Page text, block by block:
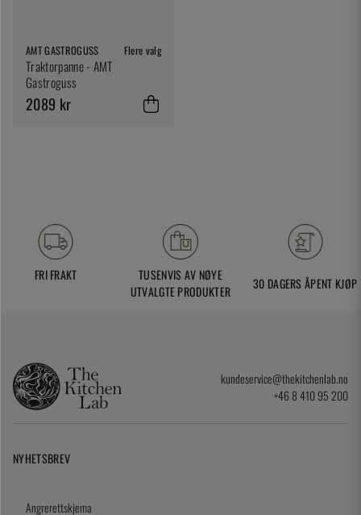
AMT GASTROGUSS Flere valg
Traktorpanne - AMT
Gastroguss
2089 kr
FRI FRAKT
TUSENVIS AV NØYE
UTVALGTE PRODUKTER
30 DAGERS ÅPENT KJØP
kundeservice@thekitchenlab.no
+46 8 410 95 200
NYHETSBREV
Angrerettskjema